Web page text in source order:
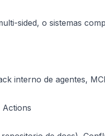
sided, o sistemas
interno de agentes,
Actions